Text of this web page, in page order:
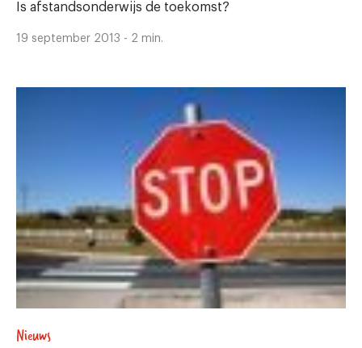
Is afstandsonderwijs de toekomst?
19 september 2013 - 2 min.
Nieuws